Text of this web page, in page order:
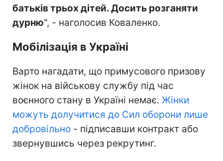
батьків трьох дітей. Досить розганяти
дурню", - наголосив Коваленко.
Мобілізація в Україні
Варто нагадати, що примусового призову
жінок на військову службу під час
воєнного стану в Україні немає. Жінки
можуть долучитися до Сил оборони лише
добровільно - підписавши контракт або
звернувшись через рекрутинг.